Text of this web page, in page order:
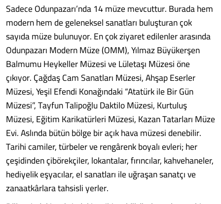
Sadece Odunpazarı’nda 14 müze mevcuttur. Burada hem
modern hem de geleneksel sanatları buluşturan çok
sayıda müze bulunuyor. En çok ziyaret edilenler arasında
Odunpazarı Modern Müze (OMM), Yılmaz Büyükerşen
Balmumu Heykeller Müzesi ve Lületaşı Müzesi öne
çıkıyor. Çağdaş Cam Sanatları Müzesi, Ahşap Eserler
Müzesi, Yeşil Efendi Konağındaki “Atatürk ile Bir Gün
Müzesi”, Tayfun Talipoğlu Daktilo Müzesi, Kurtuluş
Müzesi, Eğitim Karikatürleri Müzesi, Kazan Tatarları Müze
Evi. Aslında bütün bölge bir açık hava müzesi denebilir.
Tarihi camiler, türbeler ve rengârenk boyalı evleri; her
çeşidinden çibörekçiler, lokantalar, fırıncılar, kahvehaneler,
hediyelik eşyacılar, el sanatları ile uğraşan sanatçı ve
zanaatkârlara tahsisli yerler.